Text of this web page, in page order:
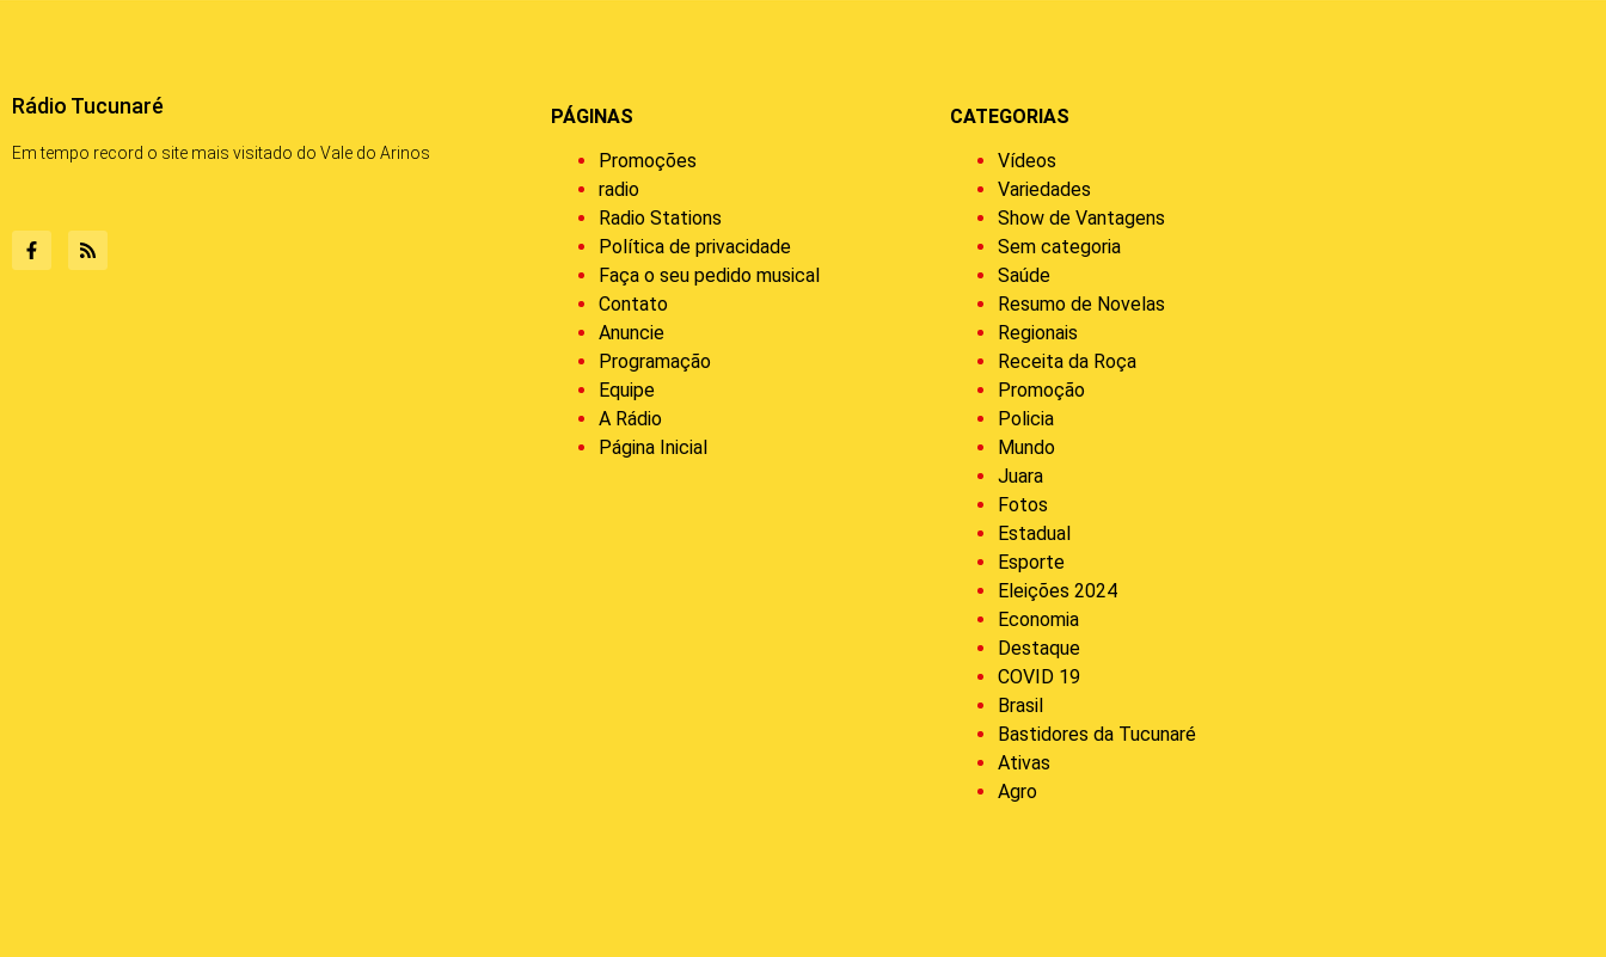
Rádio Tucunaré
Em tempo record o site mais visitado do Vale do Arinos
PÁGINAS
Promoções
radio
Radio Stations
Política de privacidade
Faça o seu pedido musical
Contato
Anuncie
Programação
Equipe
A Rádio
Página Inicial
CATEGORIAS
Vídeos
Variedades
Show de Vantagens
Sem categoria
Saúde
Resumo de Novelas
Regionais
Receita da Roça
Promoção
Policia
Mundo
Juara
Fotos
Estadual
Esporte
Eleições 2024
Economia
Destaque
COVID 19
Brasil
Bastidores da Tucunaré
Ativas
Agro